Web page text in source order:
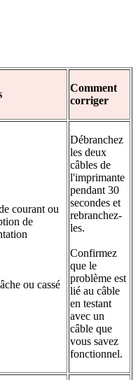
Comment
corriger
courant ou
de
ou cassé
Débranchez
les deux
câbles de
l'imprimante
pendant 30
secondes et
rebranchez-
les.
Confirmez
que le
problème est
lié au câble
en testant
avec un
câble que
vous savez
fonctionnel.